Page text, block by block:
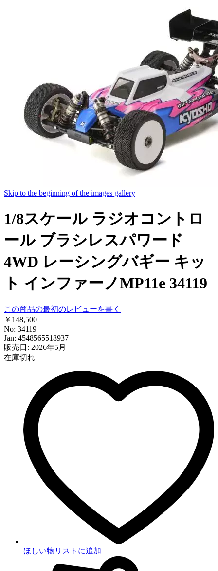
Skip to the beginning of the images gallery
1/8スケール ラジオコントロ
ール ブラシレスパワード
4WD レーシングバギー キッ
ト インファーノMP11e 34119
この商品の最初のレビューを書く
￥148,500
No: 34119
Jan: 4548565518937
販売日: 2026年5月
在庫切れ
ほしい物リストに追加